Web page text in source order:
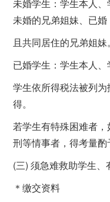
未婚学生：学生本人、
未婚的兄弟姐妹、已婚
且共同居住的兄弟姐妹。
已婚学生：学生本人、
学生依所得税法被列
得。
若学生有特殊困难者
刑等情事者，得考量酌
(三) 须急难救助学生、
＊缴交资料